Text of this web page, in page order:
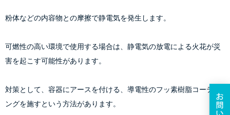
粉体などの内容物との摩擦で静電気を発生します。
可燃性の高い環境で使用する場合は、静電気の放電による火花が災
害を起こす可能性があります。
対策として、容器にアースを付ける、導電性のフッ素樹脂コーティ
ングを施すという方法があります。